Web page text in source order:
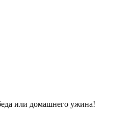
или домашнего ужина!